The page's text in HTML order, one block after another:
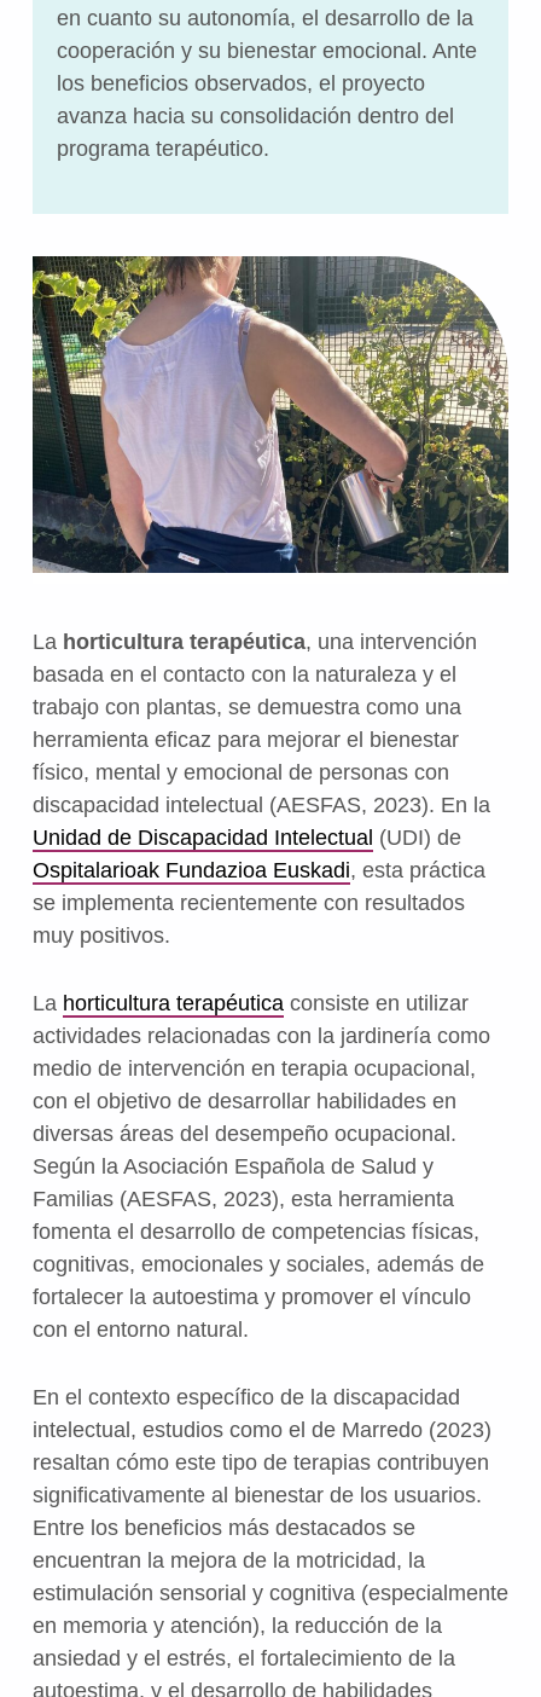
en cuanto su autonomía, el desarrollo de la
cooperación y su bienestar emocional. Ante
los beneficios observados, el proyecto
avanza hacia su consolidación dentro del
programa terapéutico.
La horticultura terapéutica, una intervención
basada en el contacto con la naturaleza y el
trabajo con plantas, se demuestra como una
herramienta eficaz para mejorar el bienestar
físico, mental y emocional de personas con
discapacidad intelectual (AESFAS, 2023). En la
Unidad de Discapacidad Intelectual (UDI) de
Ospitalarioak Fundazioa Euskadi, esta práctica
se implementa recientemente con resultados
muy positivos.
La horticultura terapéuticaconsiste en utilizar
actividades relacionadas con la jardinería como
medio de intervención en terapia ocupacional,
con el objetivo de desarrollar habilidades en
diversas áreas del desempeño ocupacional.
Según la Asociación Española de Salud y
Familias (AESFAS, 2023), esta herramienta
fomenta el desarrollo de competencias físicas,
cognitivas, emocionales y sociales, además de
fortalecer la autoestima y promover el vínculo
con el entorno natural.
En el contexto específico de la discapacidad
intelectual, estudios como el de Marredo (2023)
resaltan cómo este tipo de terapias contribuyen
significativamente al bienestar de los usuarios.
Entre los beneficios más destacados se
encuentran la mejora de la motricidad, la
estimulación sensorial y cognitiva (especialmente
en memoria y atención), la reducción de la
ansiedad y el estrés, el fortalecimiento de la
autoestima, y el desarrollo de habilidades